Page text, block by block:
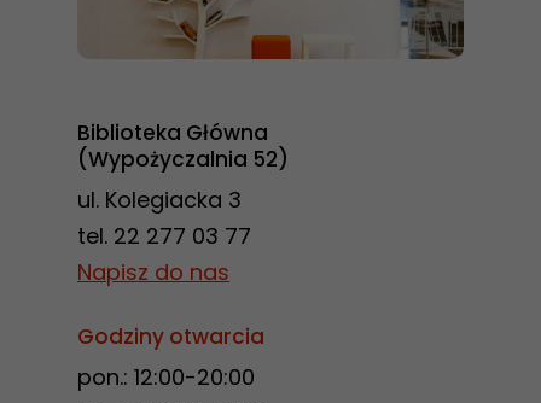
Biblioteka Główna
(Wypożyczalnia 52)
ul. Kolegiacka 3
tel. 22 277 03 77
Napisz do nas
Godziny otwarcia
pon.: 12:00-20:00